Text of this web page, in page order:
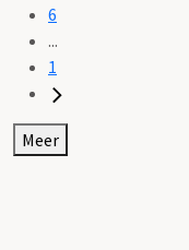
6
...
1
Meer